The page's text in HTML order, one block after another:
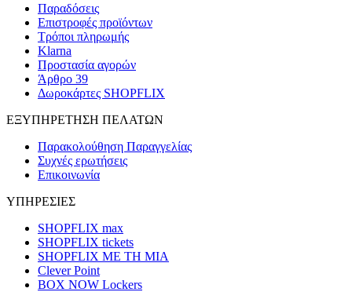
Παραδόσεις
Επιστροφές προϊόντων
Τρόποι πληρωμής
Klarna
Προστασία αγορών
Άρθρο 39
Δωροκάρτες SHOPFLIX
ΕΞΥΠΗΡΕΤΗΣΗ ΠΕΛΑΤΩΝ
Παρακολούθηση Παραγγελίας
Συχνές ερωτήσεις
Επικοινωνία
ΥΠΗΡΕΣΙΕΣ
SHOPFLIX max
SHOPFLIX tickets
SHOPFLIX ΜΕ ΤΗ ΜΙΑ
Clever Point
BOX NOW Lockers